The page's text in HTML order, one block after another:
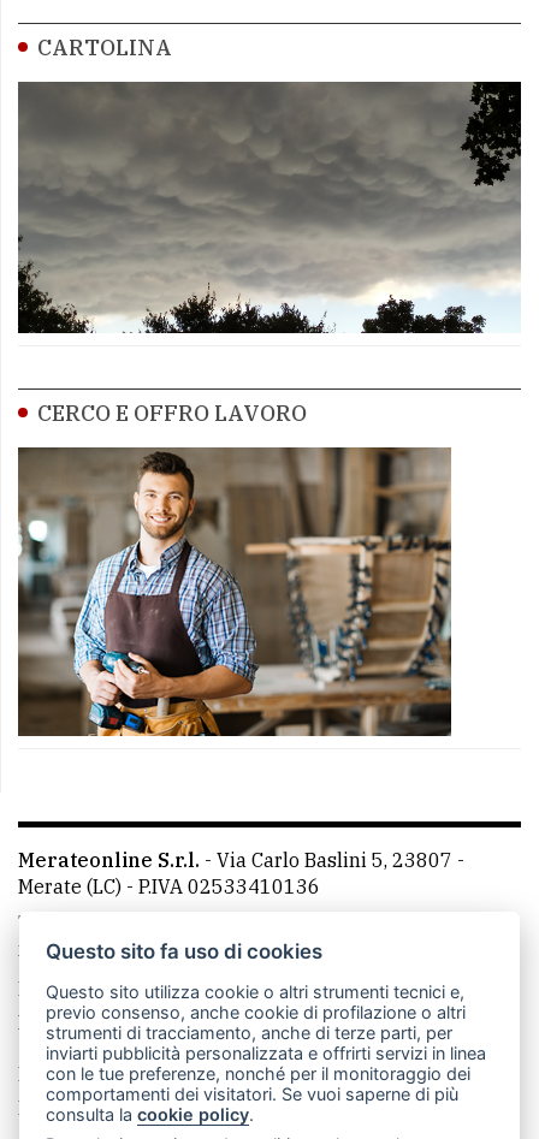
CARTOLINA
CERCO E OFFRO LAVORO
Merateonline S.r.l. - Via Carlo Baslini 5, 23807 -
Merate (LC) - P.IVA 02533410136
Telefono:
mail: redazione@merateonline.it
La redazione
CasateOnline LeccoOnline
RSS
Made by VIP
Privacy policy
Cookie policy
Rivedi le tue scelte sui cookie
Questo sito fa uso di cookies
Questo sito utilizza cookie o altri strumenti tecnici e,
previo consenso, anche cookie di profilazione o altri
strumenti di tracciamento, anche di terze parti, per
inviarti pubblicità personalizzata e offrirti servizi in linea
con le tue preferenze, nonché per il monitoraggio dei
comportamenti dei visitatori. Se vuoi saperne di più
consulta lacookie policy.